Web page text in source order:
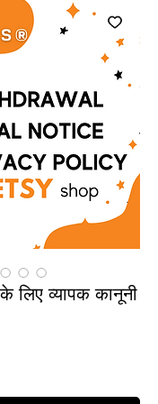
लिए व्यापक कानूनी